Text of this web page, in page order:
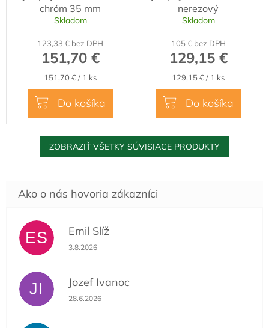
chróm 35 mm
Skladom
123,33 € bez DPH
151,70 €
Jednotková
cena:
151,70 € / 1 ks
Do košíka
nerezový
Skladom
105 € bez DPH
129,15 €
Jednotková
cena:
129,15 € / 1 ks
Do košíka
ZOBRAZIŤ VŠETKY SÚVISIACE PRODUKTY
ES Emil Slíž
Hodnotenie obchodu je 5 z 5 hviezdičiek.
3.8.2026
JI Jozef Ivanoc
Hodnotenie obchodu je 5 z 5 hviezdičiek.
28.6.2026